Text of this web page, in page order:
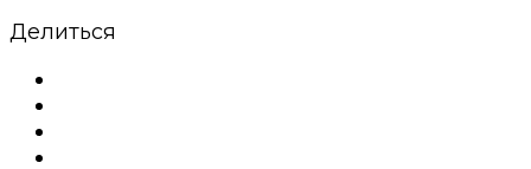
Делиться